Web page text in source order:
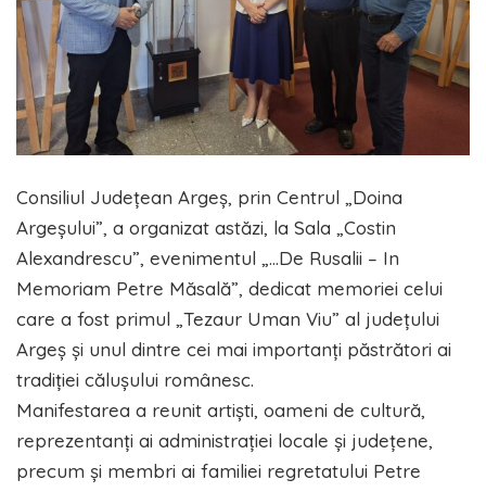
Consiliul Județean Argeș, prin Centrul „Doina
Argeșului”, a organizat astăzi, la Sala „Costin
Alexandrescu”, evenimentul „…De Rusalii – In
Memoriam Petre Măsală”, dedicat memoriei celui
care a fost primul „Tezaur Uman Viu” al județului
Argeș și unul dintre cei mai importanți păstrători ai
tradiției călușului românesc.
Manifestarea a reunit artiști, oameni de cultură,
reprezentanți ai administrației locale și județene,
precum și membri ai familiei regretatului Petre